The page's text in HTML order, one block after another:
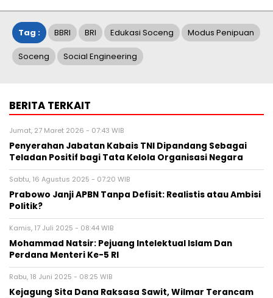
Tag : BBRI BRI Edukasi Soceng Modus Penipuan
Soceng Social Engineering
BERITA TERKAIT
Jumat, 27 Maret 2026 - 07:43 WIB
Penyerahan Jabatan Kabais TNI Dipandang Sebagai
Teladan Positif bagi Tata Kelola Organisasi Negara
Sabtu, 16 Agustus 2025 - 07:20 WIB
Prabowo Janji APBN Tanpa Defisit: Realistis atau Ambisi
Politik?
Kamis, 17 Juli 2025 - 08:44 WIB
Mohammad Natsir: Pejuang Intelektual Islam Dan
Perdana Menteri Ke-5 RI
Rabu, 18 Juni 2025 - 08:25 WIB
Kejagung Sita Dana Raksasa Sawit, Wilmar Terancam